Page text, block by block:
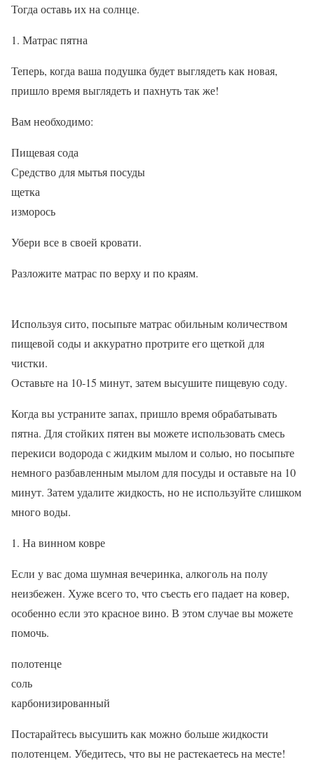
Тогда оставь их на солнце.
Матрас пятна
Теперь, когда ваша подушка будет выглядеть как новая,
пришло время выглядеть и пахнуть так же!
Вам необходимо:
Пищевая сода
Средство для мытья посуды
щетка
изморось
Убери все в своей кровати.
Разложите матрас по верху и по краям.
Используя сито, посыпьте матрас обильным количеством
пищевой соды и аккуратно протрите его щеткой для
чистки.
Оставьте на 10-15 минут, затем высушите пищевую соду.
Когда вы устраните запах, пришло время обрабатывать
пятна. Для стойких пятен вы можете использовать смесь
перекиси водорода с жидким мылом и солью, но посыпьте
немного разбавленным мылом для посуды и оставьте на 10
минут. Затем удалите жидкость, но не используйте слишком
много воды.
На винном ковре
Если у вас дома шумная вечеринка, алкоголь на полу
неизбежен. Хуже всего то, что съесть его падает на ковер,
особенно если это красное вино. В этом случае вы можете
помочь.
полотенце
соль
карбонизированный
Постарайтесь высушить как можно больше жидкости
полотенцем. Убедитесь, что вы не растекаетесь на месте!